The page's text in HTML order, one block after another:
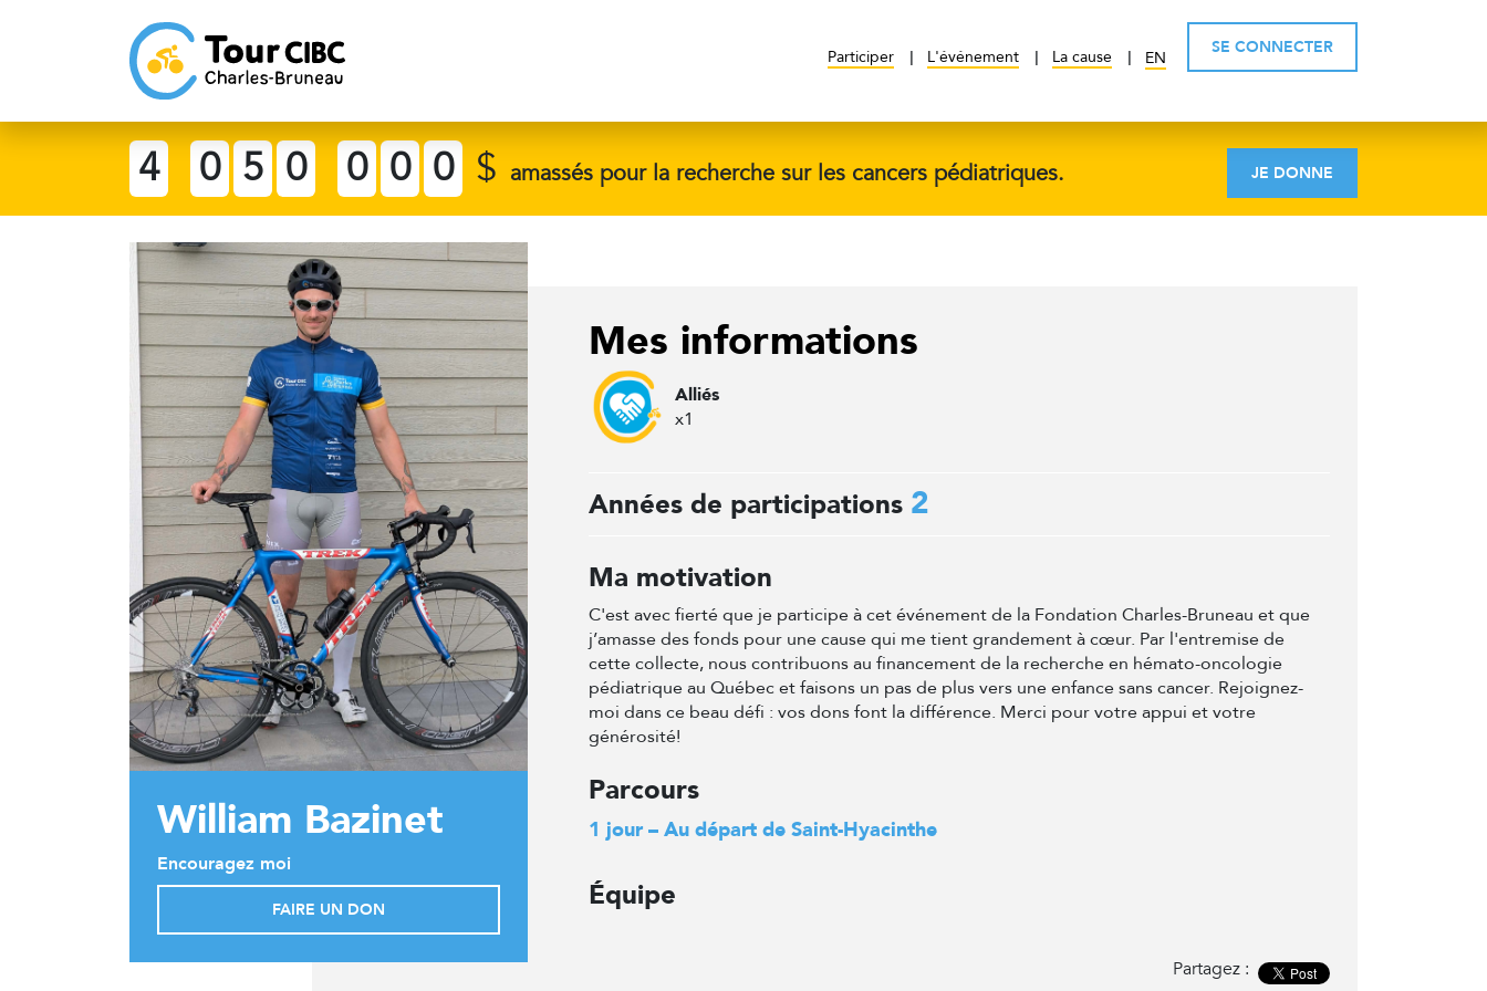
Participer L'événement La cause EN
SE CONNECTER
4 0 5 0 0 0 0 $ amassés pour la recherche sur les cancers pédiatriques. JE DONNE
William Bazinet
Encouragez moi
FAIRE UN DON
Mes informations
Alliés
x1
Années de participations 2
Ma motivation
C'est avec fierté que je participe à cet événement de la Fondation Charles-Bruneau et que
j’amasse des fonds pour une cause qui me tient grandement à cœur. Par l'entremise de
cette collecte, nous contribuons au financement de la recherche en hémato-oncologie
pédiatrique au Québec et faisons un pas de plus vers une enfance sans cancer. Rejoignez-
moi dans ce beau défi : vos dons font la différence. Merci pour votre appui et votre
générosité!
Parcours
1 jour – Au départ de Saint-Hyacinthe
Équipe
Partagez :